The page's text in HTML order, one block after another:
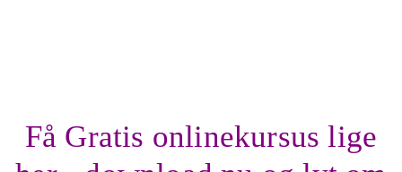
Få Gratis onlinekursus lige